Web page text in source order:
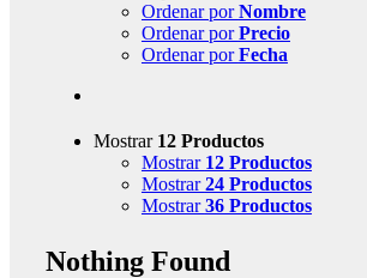
Ordenar porNombre
Ordenar porPrecio
Ordenar porFecha
Mostrar 12 Productos
Mostrar 12 Productos
Mostrar24 Productos
Mostrar36 Productos
Nothing Found